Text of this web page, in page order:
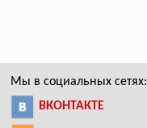
Мы в социальных сетях:
ВКОНТАКТЕ